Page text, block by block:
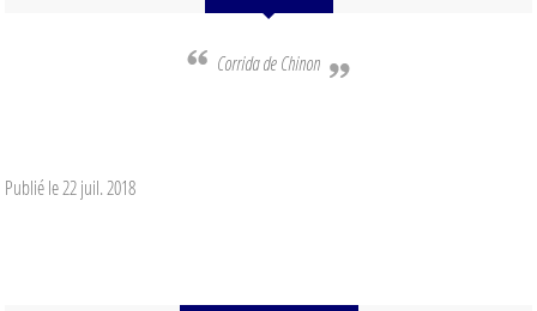
Corrida de Chinon
Publié le22 juil. 2018